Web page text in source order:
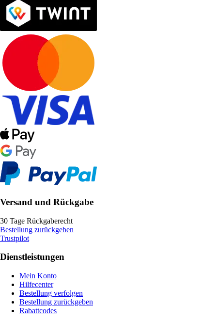
Versand und Rückgabe
30 Tage Rückgaberecht
Bestellung zurückgeben
Trustpilot
Dienstleistungen
Mein Konto
Hilfecenter
Bestellung verfolgen
Bestellung zurückgeben
Rabattcodes